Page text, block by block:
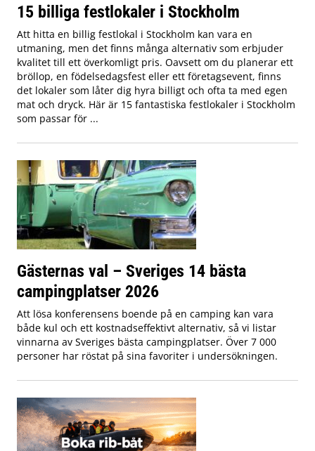
15 billiga festlokaler i Stockholm
Att hitta en billig festlokal i Stockholm kan vara en
utmaning, men det finns många alternativ som erbjuder
kvalitet till ett överkomligt pris. Oavsett om du planerar ett
bröllop, en födelsedagsfest eller ett företagsevent, finns
det lokaler som låter dig hyra billigt och ofta ta med egen
mat och dryck. Här är 15 fantastiska festlokaler i Stockholm
som passar för ...
Gästernas val – Sveriges 14 bästa
campingplatser 2026
Att lösa konferensens boende på en camping kan vara
både kul och ett kostnadseffektivt alternativ, så vi listar
vinnarna av Sveriges bästa campingplatser. Över 7 000
personer har röstat på sina favoriter i undersökningen.